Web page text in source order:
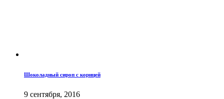
Шоколадный сироп с корицей
9 сентября, 2016